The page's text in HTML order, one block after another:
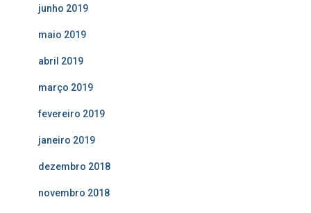
junho 2019
maio 2019
abril 2019
março 2019
fevereiro 2019
janeiro 2019
dezembro 2018
novembro 2018